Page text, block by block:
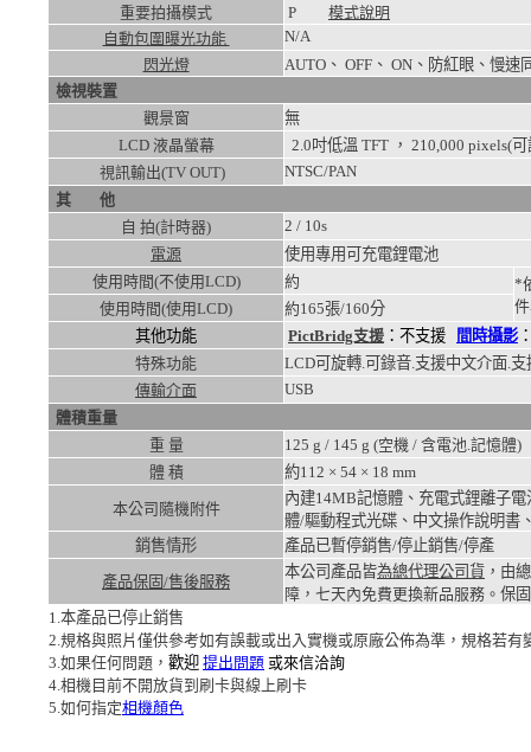
重要拍攝模式
P
模式說明
自動包圍曝光功能
N/A
閃光燈
AUTO、 OFF、 ON、防紅眼、
檢視裝置
觀景窗
無
LCD 液晶螢幕
2.0吋低溫 TFT ， 210,000 pixels(
視訊輸出(TV OUT)
NTSC/PAN
其 他
自 拍(計時器)
2 / 10s
電源
使用專用可充電鋰電池
使用時間(不使用LCD)
約
*
使用時間(使用LCD) 約165張/160分
其他功能
PictBridg支援 ：不支援 間時攝影
特殊功能
LCD可旋轉.可錄音.支援中文介面.支
傳輸介面
USB
體積重量
重 量
125 g / 145 g (空機 / 含電池.記憶體)
體 積
約112 × 54 × 18 mm
本公司隨機附件
內建14MB記憶體、充電式鋰離子
體/驅動程式光碟、中文操作說明書
銷售情形
產品已暫停銷售/停止銷售/停產
產品保固/售後服務
本公司產品皆為總代理公司貨 ，由
障，七天內免費更換新品服務。 保
1.本產品已停止銷售
2.規格與照片僅供參考如有誤載或出入實機或原廠公佈為準，規格若有
3.如果任何問題， 歡迎 提出問題 或來信洽詢
4.相機目前不開放貨到刷卡與線上刷卡
5.如何指定相機顏色